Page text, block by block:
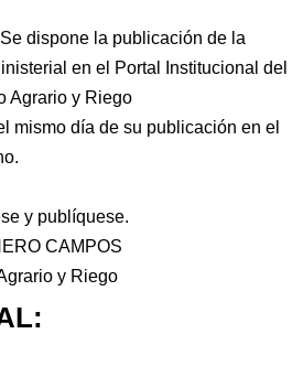
dispone la publicación de la
en el Portal Institucional del
Agrario y Riego
mismo día de su publicación en el
y publíquese.
CAMPOS
y Riego